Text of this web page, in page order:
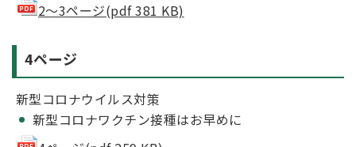
2～3ページ(pdf 381 KB)
4ページ
新型コロナウイルス対策
新型コロナワクチン接種はお早めに